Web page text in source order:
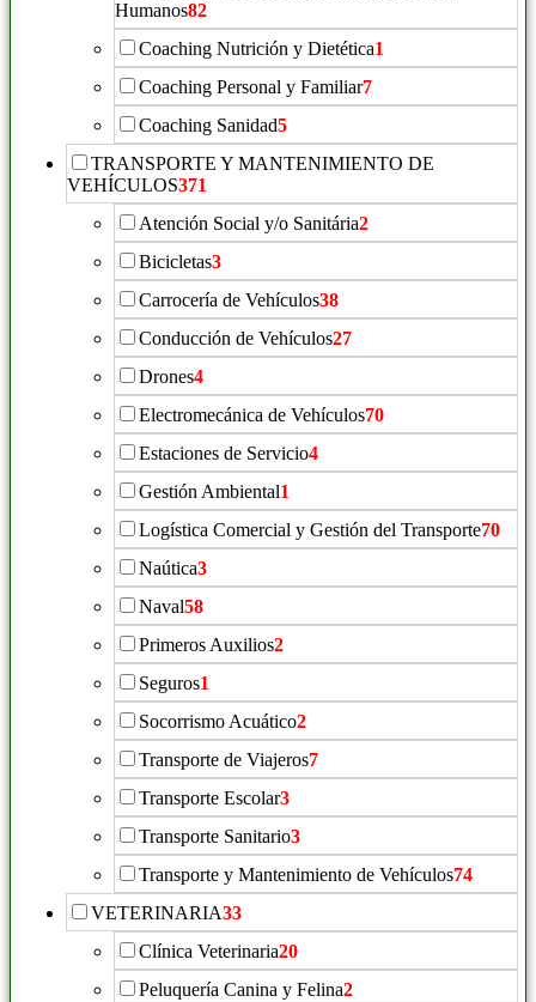
Humanos82
Coaching Nutrición y Dietética1
Coaching Personal y Familiar7
Coaching Sanidad5
TRANSPORTE Y MANTENIMIENTO DE
VEHÍCULOS371
Atención Social y/o Sanitária2
Bicicletas3
Carrocería de Vehículos38
Conducción de Vehículos27
Drones4
Electromecánica de Vehículos70
Estaciones de Servicio4
Gestión Ambiental1
Logística Comercial y Gestión del Transporte70
Naútica3
Naval58
Primeros Auxilios2
Seguros1
Socorrismo Acuático2
Transporte de Viajeros7
Transporte Escolar3
Transporte Sanitario3
Transporte y Mantenimiento de Vehículos74
VETERINARIA33
Clínica Veterinaria20
Peluquería Canina y Felina2